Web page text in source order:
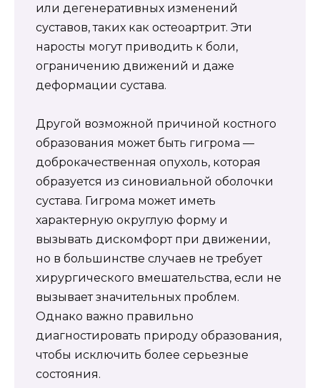
или дегенеративных изменений
суставов, таких как остеоартрит. Эти
наросты могут приводить к боли,
ограничению движений и даже
деформации сустава.
Другой возможной причиной костного
образования может быть гигрома —
доброкачественная опухоль, которая
образуется из синовиальной оболочки
сустава. Гигрома может иметь
характерную округлую форму и
вызывать дискомфорт при движении,
но в большинстве случаев не требует
хирургического вмешательства, если не
вызывает значительных проблем.
Однако важно правильно
диагностировать природу образования,
чтобы исключить более серьезные
состояния.